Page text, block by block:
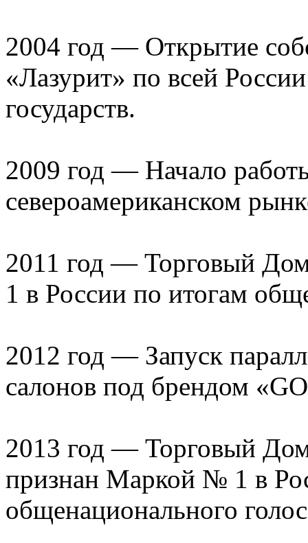
2004 год — Открытие
«Лазурит» по всей
государств.
2009 год — Начало
североамериканском
2011 год ­— Торговый
1 в России по итогам
2012 год — Запуск
салонов под брендом
2013 год ­— Торговый
признан Маркой № 1 в
общенационального